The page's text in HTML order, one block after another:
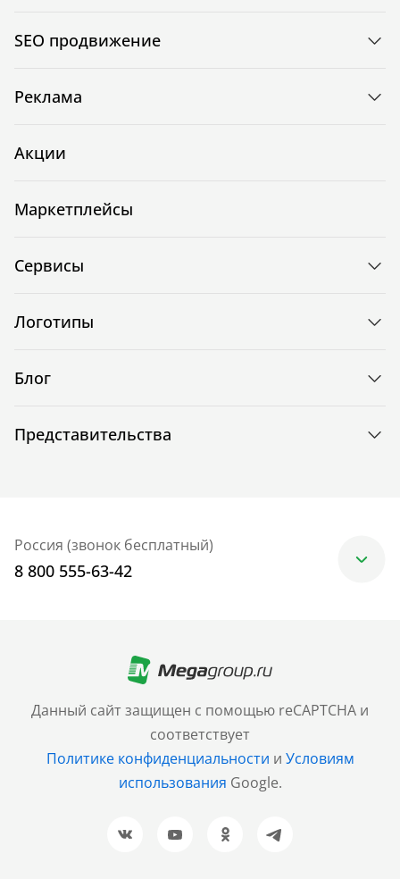
Данный сайт защищен с помощью reCAPTCHA и
соответствует
Политике конфиденциальности и Условиям
использования Google.
SEO продвижение
Реклама
Акции
Маркетплейсы
Сервисы
Логотипы
Блог
Представительства
Россия (звонок бесплатный)
8 800 555-63-42
+7 (499) 705-30-10
Санкт-Петербург
+7 (812) 600-77-33
Барнаул
+7 (961) 999-93-93
Новосибирск